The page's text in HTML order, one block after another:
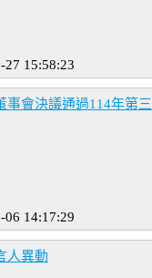
15:58:23
事會決議通過114年第
14:17:29
人異動